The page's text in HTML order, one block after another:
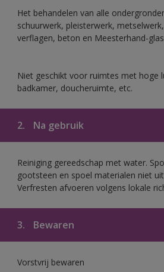
Het behandelen van alle
schuurwerk, pleisterwerk,
verflagen, beton en Meesterhand-
Niet geschikt voor ruimtes met hoge
badkamer, doucheruimte, etc.
2. Na gebruik
Reiniging gereedschap met water.
gootsteen en spoel materialen niet
Verfresten afvoeren volgens lokale
3. Bewaren
Vorstvrij bewaren